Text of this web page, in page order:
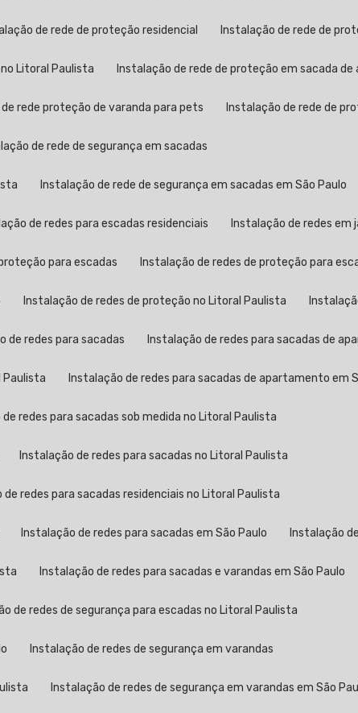
de rede de proteção residencial Instalação de rede de
Litoral Paulista Instalação de rede de proteção em sacada
rede proteção de varanda para pets Instalação de rede de
de rede de segurança em sacadas
Instalação de rede de segurança em sacadas em São Paulo
de redes para escadas residenciais Instalação de redes em
para escadas Instalação de redes de proteção para
Instalação de redes de proteção no Litoral Paulista
de redes para sacadas Instalação de redes para sacadas de
Paulista Instalação de redes para sacadas de apartamento em
de redes para sacadas sob medida no Litoral Paulista
Instalação de redes para sacadas no Litoral Paulista
de redes para sacadas residenciais no Litoral Paulista
Instalação de redes para sacadas em São Paulo Instalação
Instalação de redes para sacadas e varandas em São Paulo
de redes de segurança para escadas no Litoral Paulista
Instalação de redes de segurança em varandas
Instalação de redes de segurança em varandas em São